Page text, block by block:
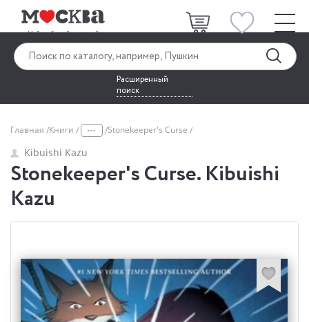
Расширенный
поиск
Главная Книги ... Stonekeeper's Curse
Kibuishi Kazu
Stonekeeper's Curse. Kibuishi
Kazu